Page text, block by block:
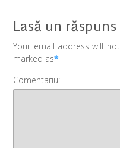
Lasă un răspuns
Your email address will
marked as*
Comentariu: